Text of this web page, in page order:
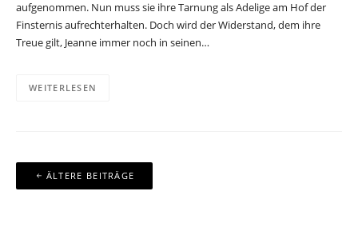
aufgenommen. Nun muss sie ihre Tarnung als Adelige am Hof der
Finsternis aufrechterhalten. Doch wird der Widerstand, dem ihre
Treue gilt, Jeanne immer noch in seinen…
WEITERLESEN
Beitragsnavigation
ÄLTERE BEITRÄGE